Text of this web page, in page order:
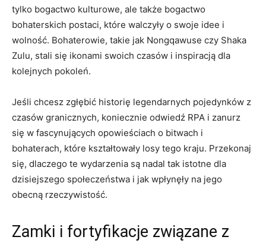
tylko bogactwo kulturowe, ⁤ale także bogactwo⁢
bohaterskich postaci, które ​walczyły o⁢ swoje ⁣idee i
wolność. Bohaterowie, takie jak​ Nongqawuse czy Shaka
Zulu, stali ‍się ikonami swoich czasów i ​inspiracją dla
kolejnych ⁢pokoleń.
Jeśli chcesz zgłębić historię‍ legendarnych pojedynków ⁣z
czasów granicznych, koniecznie odwiedź RPA i zanurz
się⁤ w fascynujących opowieściach ​o bitwach ⁢i
bohaterach, które kształtowały losy​ tego ‌kraju. Przekonaj
się, dlaczego te wydarzenia są nadal tak istotne dla
dzisiejszego społeczeństwa i jak ⁤wpłynęły na jego⁢
obecną⁤ rzeczywistość.
Zamki i⁢ fortyfikacje ⁤związane z